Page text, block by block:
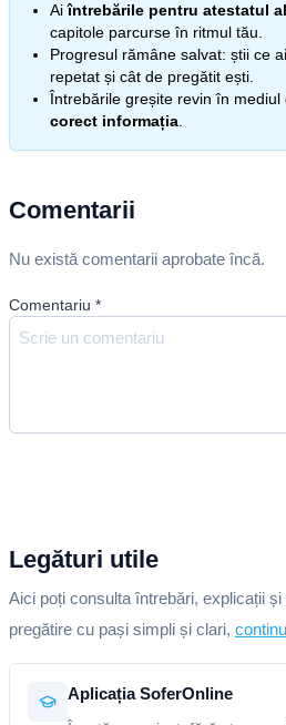
Aiîntrebările pentru atestatul
capitole parcurse în ritmul tău.
Progresul rămâne salvat: știi ce
repetat și cât de pregătit ești.
Întrebările greșite revin în
corect informația
Comentarii
Nu există comentarii aprobate încă.
Comentariu *
Legături utile
Aici poți consulta întrebări, explicații
pregătire cu pași simpli și clari,
Aplicația SoferOnline